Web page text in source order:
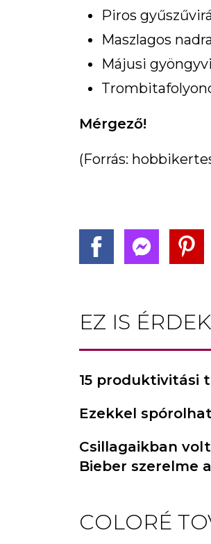
Piros
Maszlagos
Májusi
Mérgező!
(Forrás:
EZ IS
15 produktivitási
Ezekkel
Csillagaikban
Bieber szerelme
COLORÉ